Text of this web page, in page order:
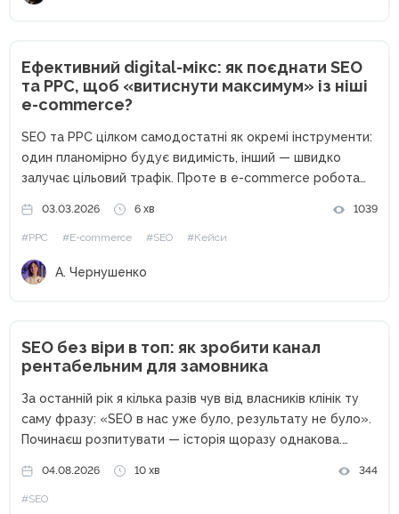
Ефективний digital-мікс: як поєднати SEO
та PPC, щоб «витиснути максимум» із ніші
e-commerce?
SEO та PPC цілком самодостатні як окремі інструменти:
один планомірно будує видимість, інший — швидко
залучає цільовий трафік. Проте в e-commerce робота
загальний результат. На прикладі кейсу Webpromo та
Samsung Experience Store розберемо,...
03.03.2026 6 хв 1039
#PPC #E-commerce #SEO #Кейси
А. Чернушенко
SEO без віри в топ: як зробити канал
рентабельним для замовника
За останній рік я кілька разів чув від власників клінік ту
саму фразу: «SEO в нас уже було, результату не було».
Починаєш розпитувати — історія щоразу однакова.
трафік росте, шістдесят технічних помилок з аудиту...
04.08.2026 10 хв 344
#SEO